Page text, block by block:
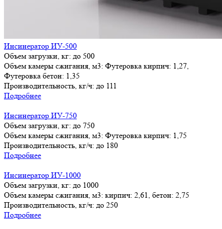
Инсинератор ИУ-500
Объем загрузки, кг: до 500
Объем камеры сжигания, м3: Футеровка кирпич: 1,27,
Футеровка бетон: 1,35
Производительность, кг/ч: до 111
Подробнее
Инсинератор ИУ-750
Объем загрузки, кг: до 750
Объем камеры сжигания, м3: Футеровка кирпич: 1,75
Производительность, кг/ч: до 180
Подробнее
Инсинератор ИУ-1000
Объем загрузки, кг: до 1000
Объем камеры сжигания, м3: кирпич: 2,61, бетон: 2,75
Производительность, кг/ч: до 250
Подробнее